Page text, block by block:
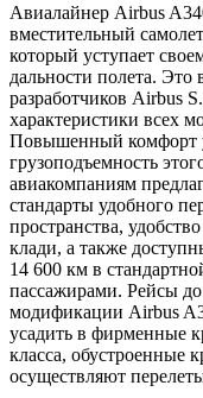
Авиалайнер Airbus
вместительный
который уступает
дальности полета.
разработчиков Airbus
характеристики всех
Повышенный комфорт
грузоподъемность
авиакомпаниям
стандарты удобного
пространства,
клади, а также
14 600 км в
пассажирами. Рейсы
модификации Airbus
усадить в фирменные
класса, обустроенные
осуществляют